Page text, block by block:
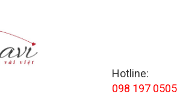
Hotline:
098 197 0505